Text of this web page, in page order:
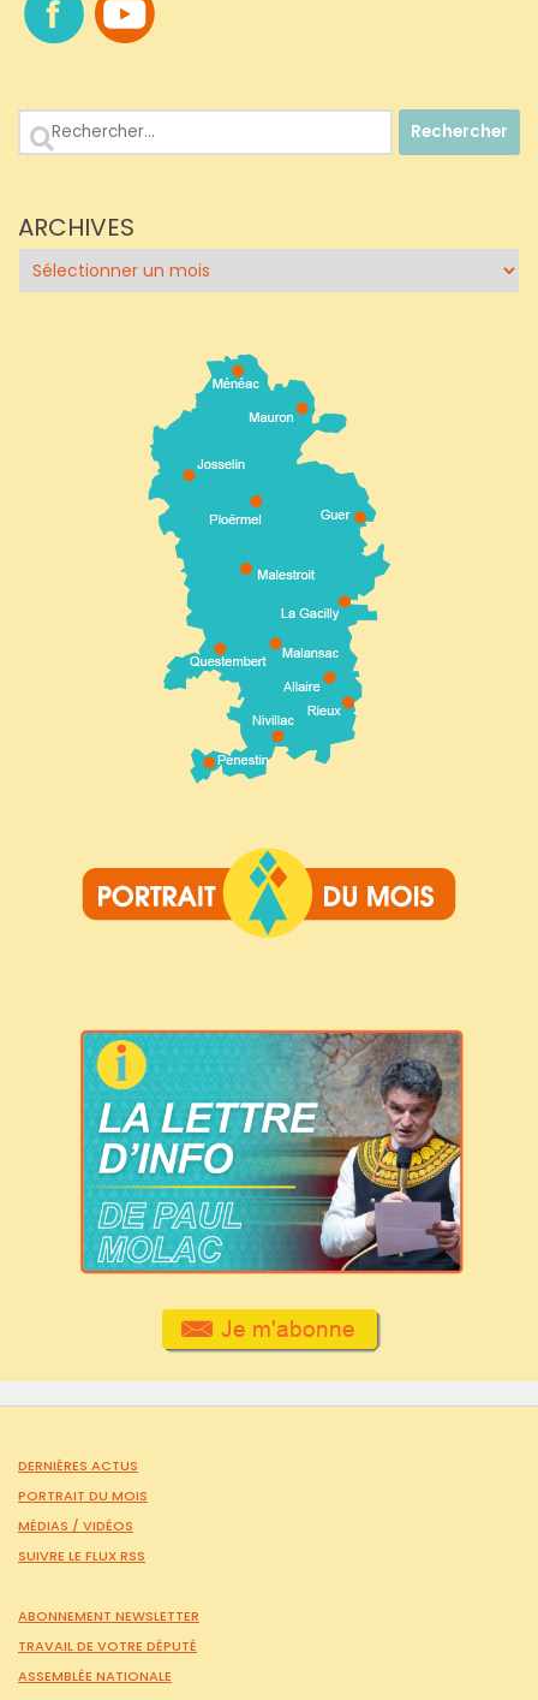
Rechercher :
ARCHIVES
Archives
DERNIÈRES ACTUS
PORTRAIT DU MOIS
MÉDIAS / VIDÉOS
SUIVRE LE FLUX RSS
ABONNEMENT NEWSLETTER
TRAVAIL DE VOTRE DÉPUTÉ
ASSEMBLÉE NATIONALE